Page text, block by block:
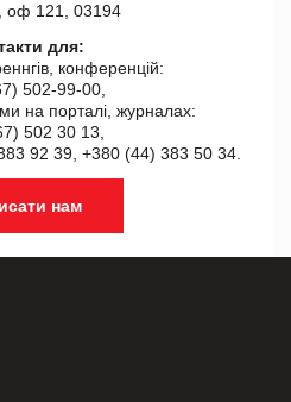
оф 121, 03194
для:
конференцій:
502-99-00,
на порталі, журналах:
502 30 13,
92 39, +380 (44) 383 50 34.
нам